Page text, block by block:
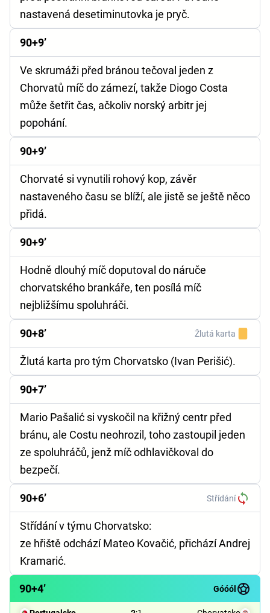
nastavená desetiminutovka je pryč.
90+9’
Ve skrumáži před bránou tečoval jeden z
Chorvatů míč do zámezí, takže Diogo Costa
může šetřit čas, ačkoliv norský arbitr jej
popohání.
90+9’
Chorvaté si vynutili rohový kop, závěr
nastaveného času se blíží, ale jistě se ještě něco
přidá.
90+9’
Hodně dlouhý míč doputoval do náruče
chorvatského brankáře, ten posílá míč
nejbližšímu spoluhráči.
90+8’ Žlutá karta
Žlutá karta pro tým Chorvatsko (Ivan Perišić).
90+7’
Mario Pašalić si vyskočil na křižný centr před
bránu, ale Costu neohrozil, toho zastoupil jeden
ze spoluhráčů, jenž míč odhlavičkoval do
bezpečí.
90+6’ Střídání
Střídání v týmu Chorvatsko:
ze hřiště odchází Mateo Kovačić, přichází Andrej
Kramarić.
90+4’ Góóól